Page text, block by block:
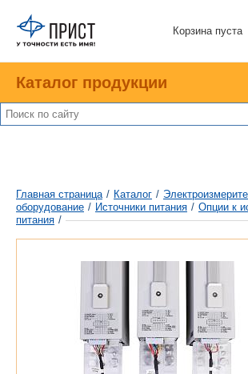
Корзина пуста
Каталог продукции
Главная страница / Каталог /
оборудование / Источники питания / Опции к
питания /